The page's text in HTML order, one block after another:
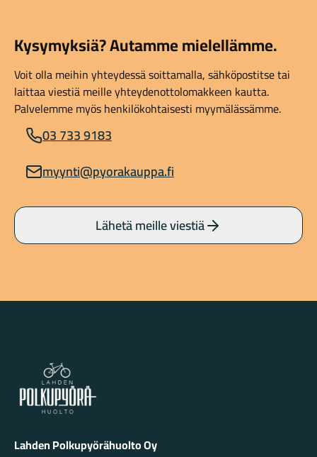
Kysymyksiä? Autamme mielellämme.
Voit olla meihin yhteydessä soittamalla, sähköpostitse tai
laittaa viestiä meille yhteydenottolomakkeen kautta.
Palvelemme myös henkilökohtaisesti myymälässämme.
03 733 9183
myynti@pyorakauppa.fi
Lähetä meille viestiä
Lahden Polkupyörähuolto - etusivulle
Lahden Polkupyörähuolto Oy